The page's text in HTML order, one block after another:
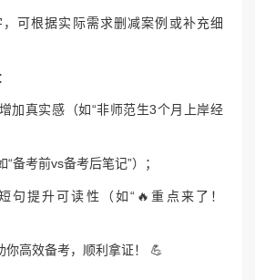
，可根据实际需求删减案例或补充细
加真实感（如“非师范生3个月上岸经
备考前vs备考后笔记”）；
句提升可读性（如“🔥重点来了！
你高效备考，顺利拿证！ 💪